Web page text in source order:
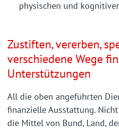
physischen und
Zustiften, vererben,
verschiedene Wege
Unterstützungen
All die oben angeführten
finanzielle Ausstattung.
die Mittel von Bund, Land,